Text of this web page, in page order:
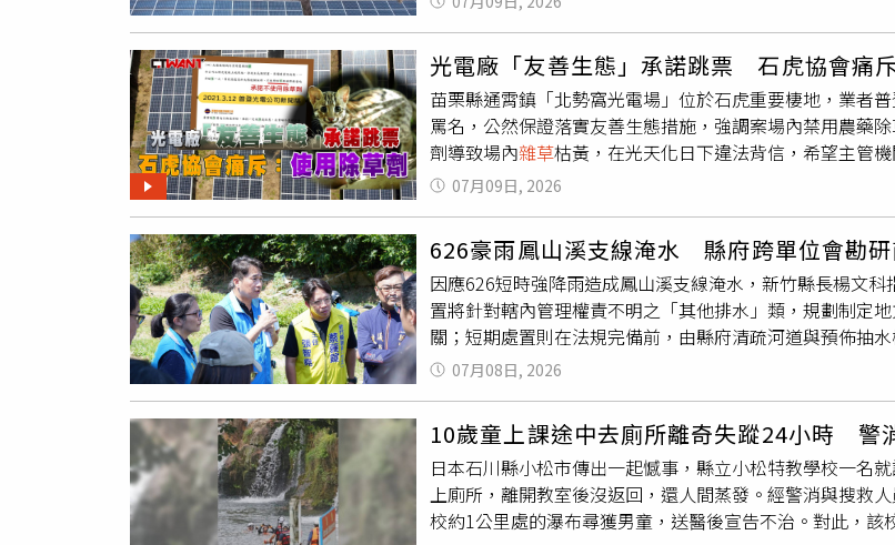
呈枯黃狀，顯然是因化學農藥導致，人工除
場於2019年12月25日正式併網，當時因破壞山坡地開發
虎、麝香貓和白鼻心等珍稀動物都曾入鏡。普登北勢窩案
實友善生態政策，昔日承諾卻跳票。（圖／普登提供）普
辦生態保育發表會，形容光電場是在幫野生動物「都更」
生態政策，且案場內禁用農藥除草，北勢窩則在同年被評
戳破謊言。「那邊就是石虎的家，你說在牠家拍到牠出現
祺忠表示，北勢窩案場原為林相完整的淺山棲地，本就
非，普登卻連自己答應大眾的事都無法做到。「我們有一
工除草會造成的。」，如是人工整理，場內的草應是「短
象都表明普登光電使用除草劑，而根據《農藥管理法》第
僅違反自己的承諾，更公然違法。陳祺忠說，石虎以老鼠
劑會減少農田的獵物，如石虎吃下在除草劑環境中生活而
們中毒死亡，不僅造成生態破壞，更對野生動物們傷害甚
如今卻違法背信使用除草劑。（圖／報系資料照）台灣石
提供石虎食物、休息以及躲避危險的環境，人工光電案場
物，但毀棄承諾比遵守更容易，「當廠商不遵守承諾，主
傷害已成事實，苦果最終還是由無辜動物們來承受，協會
制」，對於破壞生態、違反承諾的業者不該僅罰錢，而是
犧牲品。記者致電苗栗縣府與普登公司，但至截稿前未獲
光電廠「友善生態」承諾跳票 石虎協會痛
苗栗縣通霄鎮「北勢窩光電場」位於石虎重要棲地，業者
罵名，公然保證落實友善生態措施，強調案場內禁用農藥
劑導致場內雜草枯黃，在光天化日下違法背信，希望主管
07月09日, 2026
626豪雨鳳山溪支線淹水 縣府跨單位會勘研
因應626短時強降雨造成鳳山溪支線淹水，新竹縣長楊文
置將針對轄內管理權責不明之「其他排水」類，規劃制定
關；短期處置則在法規完備前，由縣府清疏河道與預佈抽
道路權管單位公所務必第一時間預防性封閉，最後多方達
府工務處表示，此次會勘邀集竹北市公所、新埔鎮公所
縣民生命財產安全。工務處長戴志君說明，為徹底解決排
對《排水管理辦法》區分之五項排水中，未有明確權責單
「其他排水」之地方自治法規，將其納入法制化規範管理
之排水，將會有明確的權管機關，往後的管理、清疏、維
07月08日, 2026
10歲童上課途中去廁所離奇失蹤24小時 警
日本石川縣小松市傳出一起憾事，縣立小松特教學校一名
上廁所，離開教室後沒返回，還人間蒸發。經警消與搜救
校約1公里處的瀑布尋獲男童，送醫後宣告不治。對此，